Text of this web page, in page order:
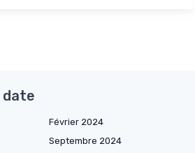
date
Février 2024
Septembre 2024